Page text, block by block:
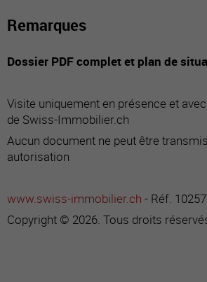
Remarques
Dossier PDF complet et plan de
Visite uniquement en présence et
de Swiss-Immobilier.ch
Aucun document ne peut être
autorisation
www.swiss-immobilier.ch - Réf.
Copyright © 2026. Tous droits